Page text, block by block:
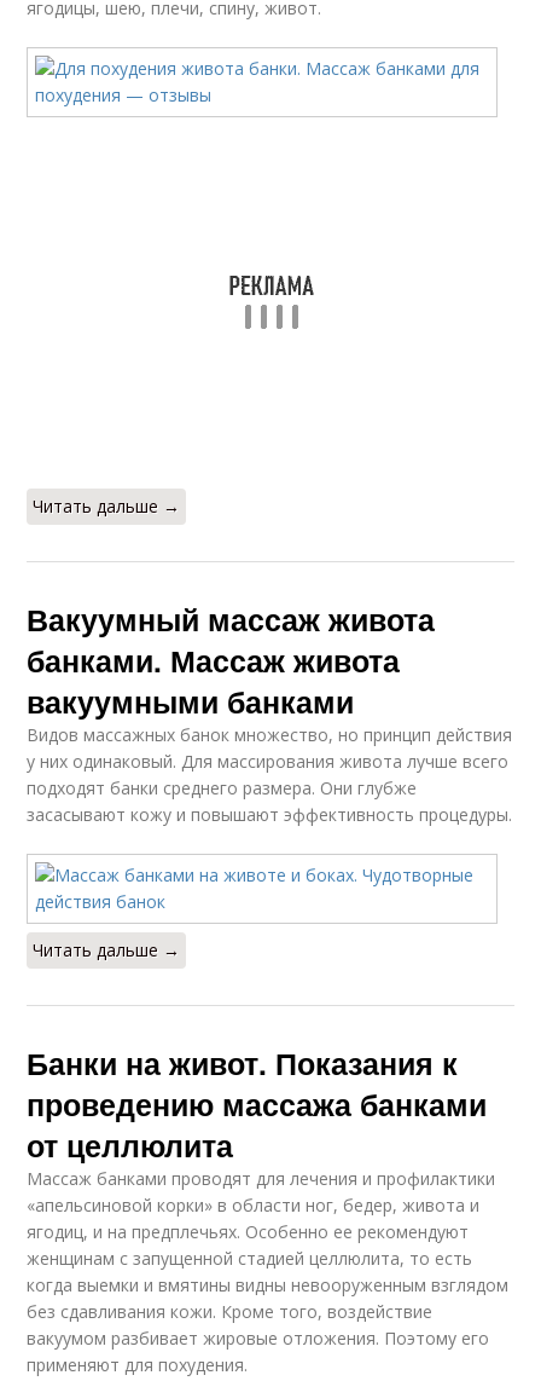
ягодицы, шею, плечи, спину, живот.
Читать дальше →
Вакуумный массаж живота
банками. Массаж живота
вакуумными банками
Видов массажных банок множество, но принцип действия
у них одинаковый. Для массирования живота лучше всего
подходят банки среднего размера. Они глубже
засасывают кожу и повышают эффективность процедуры.
Читать дальше →
Банки на живот. Показания к
проведению массажа банками
от целлюлита
Массаж банками проводят для лечения и профилактики
«апельсиновой корки» в области ног, бедер, живота и
ягодиц, и на предплечьях. Особенно ее рекомендуют
женщинам с запущенной стадией целлюлита, то есть
когда выемки и вмятины видны невооруженным взглядом
без сдавливания кожи. Кроме того, воздействие
вакуумом разбивает жировые отложения. Поэтому его
применяют для похудения.